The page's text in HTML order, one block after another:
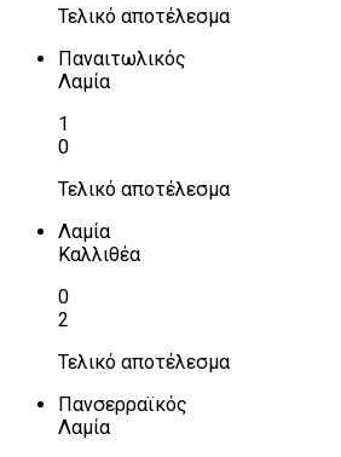
Τελικό αποτέλεσμα
Παναιτωλικός
Λαμία
1
0
Τελικό αποτέλεσμα
Λαμία
Καλλιθέα
0
2
Τελικό αποτέλεσμα
Πανσερραϊκός
Λαμία